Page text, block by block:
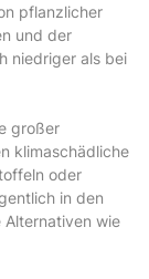
pflanzlicher
und der
niedriger als bei
großer
klimaschädliche
oder
in den
Alternativen wie